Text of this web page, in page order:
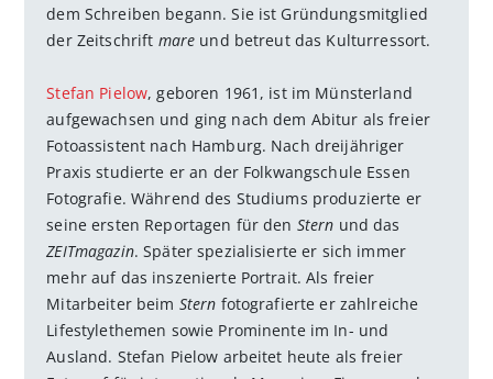
dem Schreiben begann. Sie ist Gründungsmitglied
der Zeitschrift mare und betreut das Kulturressort.
Stefan Pielow, geboren 1961, ist im Münsterland
aufgewachsen und ging nach dem Abitur als freier
Fotoassistent nach Hamburg. Nach dreijähriger
Praxis studierte er an der Folkwangschule Essen
Fotografie. Während des Studiums produzierte er
seine ersten Reportagen für den Stern und das
ZEITmagazin. Später spezialisierte er sich immer
mehr auf das inszenierte Portrait. Als freier
Mitarbeiter beim Stern fotografierte er zahlreiche
Lifestylethemen sowie Prominente im In- und
Ausland. Stefan Pielow arbeitet heute als freier